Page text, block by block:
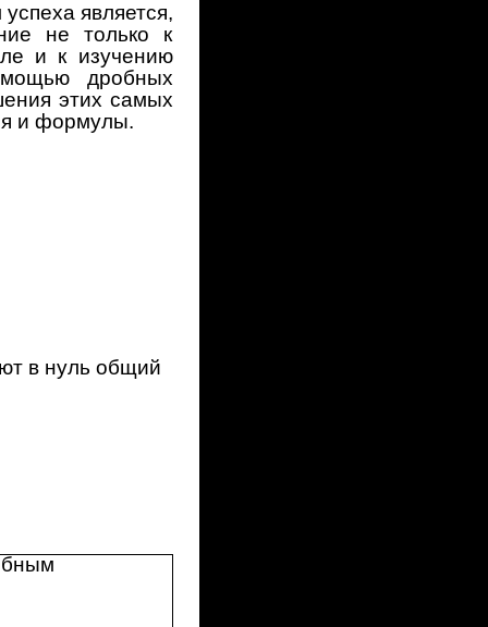
успеха является,
не только к
и к изучению
дробных
этих самых
и формулы.
в нуль общий